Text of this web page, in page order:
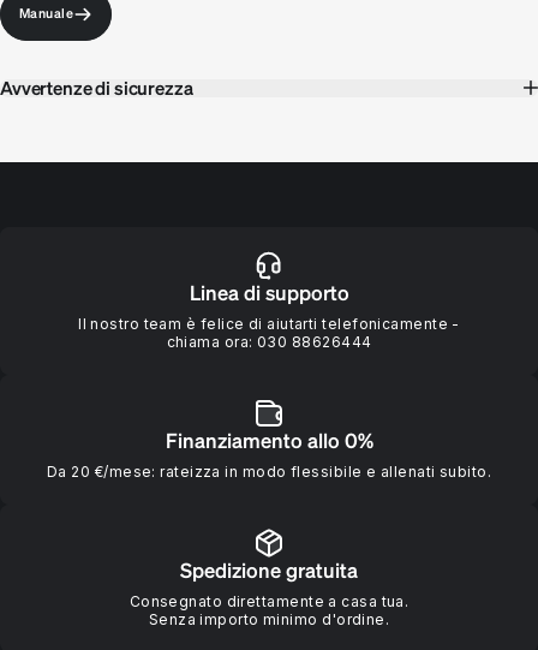
Manuale
Avvertenze di sicurezza
Linea di supporto
Il nostro team è felice di aiutarti telefonicamente -
chiama ora: 030 88626444
Finanziamento allo 0%
Da 20 €/mese: rateizza in modo flessibile e allenati subito.
Spedizione gratuita
Consegnato direttamente a casa tua.
Senza importo minimo d'ordine.